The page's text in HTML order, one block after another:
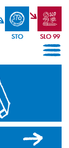
STO SLO 99
2023/2024